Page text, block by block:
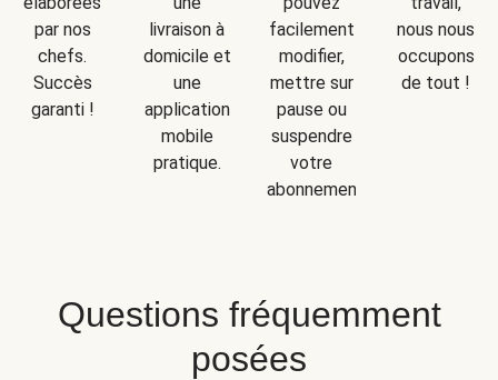
par nos
chefs.
Succès
garanti !
livraison à
domicile et
une
application
mobile
pratique.
facilement
modifier,
mettre sur
pause ou
suspendre
votre
abonnement.
nous nous
occupons
de tout !
Questions fréquemment
posées